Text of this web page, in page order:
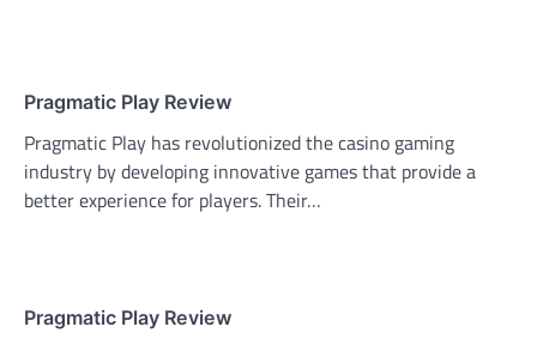
Pragmatic Play Review
Pragmatic Play has revolutionized the casino gaming
industry by developing innovative games that provide a
better experience for players. Their…
Pragmatic Play Review